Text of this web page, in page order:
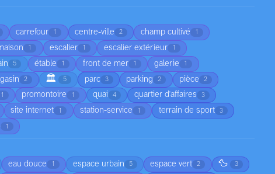
carrefour 1 centre-ville 2 champ cultivé 1
1 escalier 1 escalier extérieur 1
5 étable 1 front de mer 1 galerie 1
2 🏛️ 5 parc 3 parking 2 pièce 2
1 promontoire 1 quai 4 quartier d'affaires 3
site internet 1 station-service 1 terrain de sport 3
1
eau douce 1 espace urbain 5 espace vert 2 🦆 3